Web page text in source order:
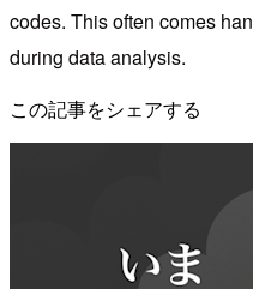
codes. This often comes
during data analysis.
この記事をシェアする